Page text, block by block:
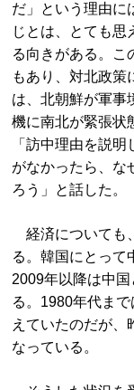
だ」という理由に
じとは、とても思
る向きがある。こ
もあり、対北政策
は、北朝鮮が軍事
機に南北が緊張状
「訪中理由を説
がなかったら、な
ろう」と話した。
経済についても
る。韓国にとって
2009年以降は中
る。1980年代ま
えていたのだが、
なっている。